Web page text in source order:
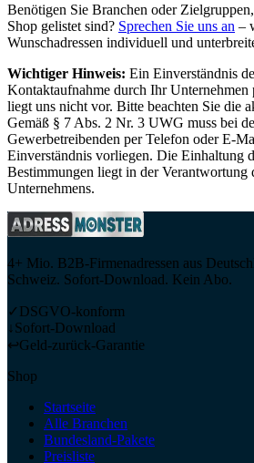
Benötigen Sie Branchen oder
Shop gelistet sind? Sprechen Sie uns an –
Wunschadressen individuell und
Wichtiger Hinweis: Ein Einverständnis
Kontaktaufnahme durch Ihr
liegt uns nicht vor. Bitte beachten Sie die
Gemäß § 7 Abs. 2 Nr. 3 UWG muss bei
Gewerbetreibenden per Telefon oder E-
Einverständnis vorliegen. Die Einhaltung
Bestimmungen liegt in der Verantwortung
Unternehmens.
4+ Mio. B2B-Firmenadressen aus
Schweiz. Sofort-Download. Kein Abo.
✓ DSGVO-konform
↓Sofort-Download
↩Geld-zurück-Garantie
Shop
Startseite
Alle Branchen
Bundesland-Pakete
Preisliste